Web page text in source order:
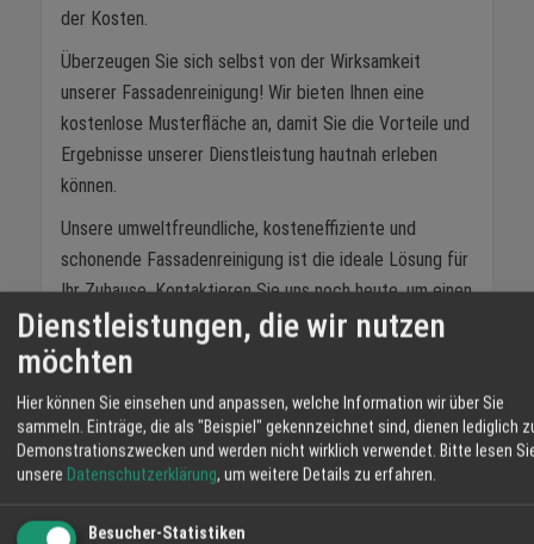
der Kosten.
Überzeugen Sie sich selbst von der Wirksamkeit
unserer Fassadenreinigung! Wir bieten Ihnen eine
kostenlose Musterfläche an, damit Sie die Vorteile und
Ergebnisse unserer Dienstleistung hautnah erleben
können.
Unsere umweltfreundliche, kosteneffiziente und
schonende Fassadenreinigung ist die ideale Lösung für
Ihr Zuhause. Kontaktieren Sie uns noch heute, um einen
Termin für Ihre kostenlose Musterfläche zu
vereinbaren. Lassen Sie Ihre Fassade in neuem Glanz
TEILEN
Dienstleistungen, die wir nutzen
möchten
Hier können Sie einsehen und anpassen, welche Information wir über Sie
sammeln. Einträge, die als "Beispiel" gekennzeichnet sind, dienen lediglich
Demonstrationszwecken und werden nicht wirklich verwendet. Bitte lesen
unsere Datenschutzerklärung, um weitere Details zu erfahren.
Besucher-Statistiken